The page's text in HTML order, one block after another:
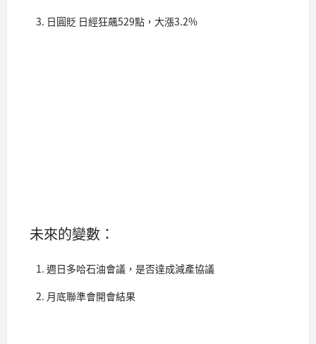
日圓貶 日經狂飆529點，大漲3.2%
未來的變數：
週日多哈石油會議，是否達成減產協議
月底聯準會開會結果